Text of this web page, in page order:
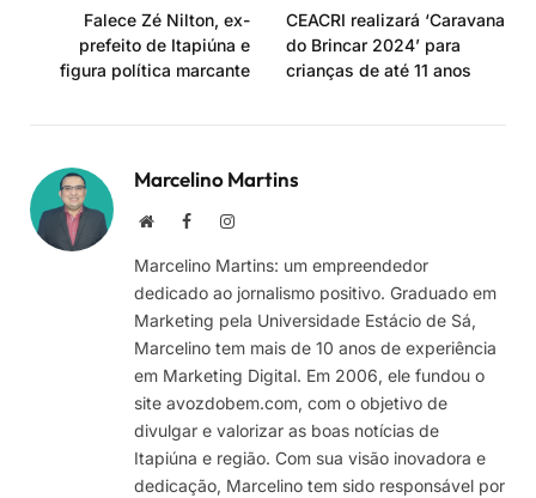
Falece Zé Nilton, ex-
prefeito de Itapiúna e
figura política marcante
CEACRI realizará ‘Caravana
do Brincar 2024’ para
crianças de até 11 anos
Marcelino Martins
Site FacebookInstagram
Marcelino Martins: um empreendedor
dedicado ao jornalismo positivo. Graduado em
Marketing pela Universidade Estácio de Sá,
Marcelino tem mais de 10 anos de experiência
em Marketing Digital. Em 2006, ele fundou o
site avozdobem.com, com o objetivo de
divulgar e valorizar as boas notícias de
Itapiúna e região. Com sua visão inovadora e
dedicação, Marcelino tem sido responsável por